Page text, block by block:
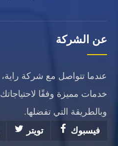
عن الشركة
عندما تتواصل مع شركة
خدمات مميزة وفقًا
وبالطريقة التي تفضلها.
فيسبوك
تويتر